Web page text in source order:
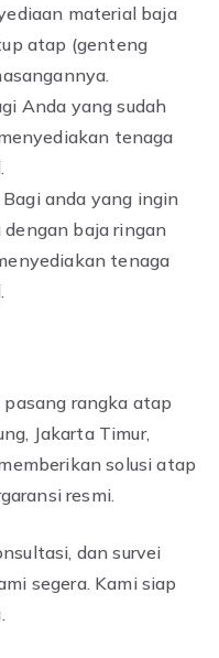
material baja
atap (genteng
Anda yang sudah
tenaga
Bagi anda yang ingin
baja ringan
tenaga
rangka atap
Jakarta Timur,
solusi atap
resmi.
dan survei
segera. Kami siap